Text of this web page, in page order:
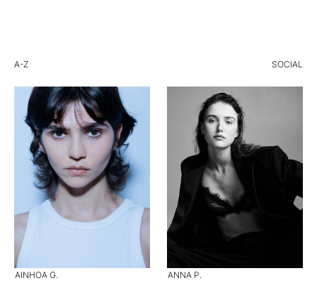
A-Z SOCIAL
AINHOA G. ANNA P.